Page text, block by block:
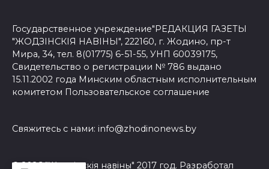
Государственное учреждение"РЕДАКЦИЯ ГАЗЕТЫ
"ЖОДЗІНСКІЯ НАВІНЫ", 222160, г. Жодино, пр-т
Мира, 34, тел. 8(01775) 6-51-55, УНП 60039175,
Свидетельство о регистрации № 786 выдано
15.11.2002 года Минским областным исполнительным
комитетом Пользовательское соглашение
Свяжитесь с нами: info@zhodinonews.by
© 2026 "Жодзiнскiя навiны" 2017 год. Разработал